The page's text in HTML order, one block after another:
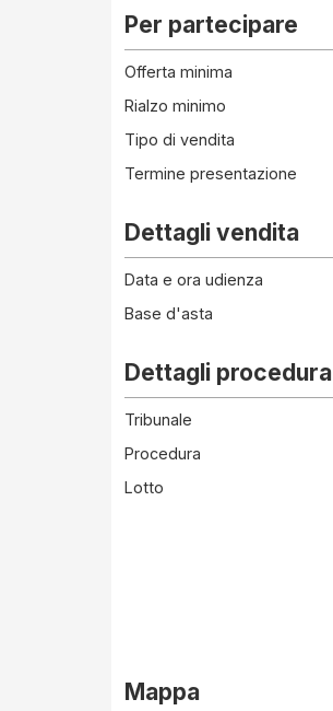
Per partecipare
Offerta minima
Rialzo minimo
Tipo di vendita
Termine presentazione
Dettagli vendita
Data e ora udienza
Base d'asta
Dettagli procedura
Tribunale
Procedura
Lotto
Mappa